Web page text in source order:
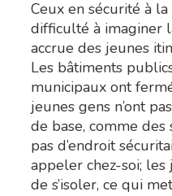
Ceux en sécurité à
difficulté à imaginer
accrue des jeunes
Les bâtiments
municipaux ont
jeunes gens n’ont
de base, comme des
pas d’endroit
appeler chez-soi; les
de s’isoler, ce qui